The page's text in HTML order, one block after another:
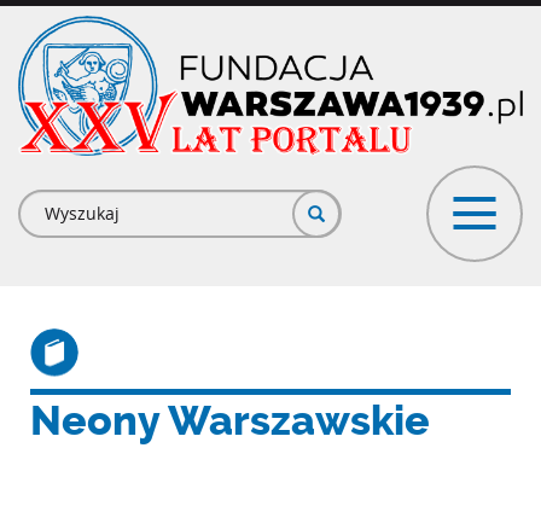
Przejdź
treści
Formularz
wyszukiwania
Neony Warszawskie